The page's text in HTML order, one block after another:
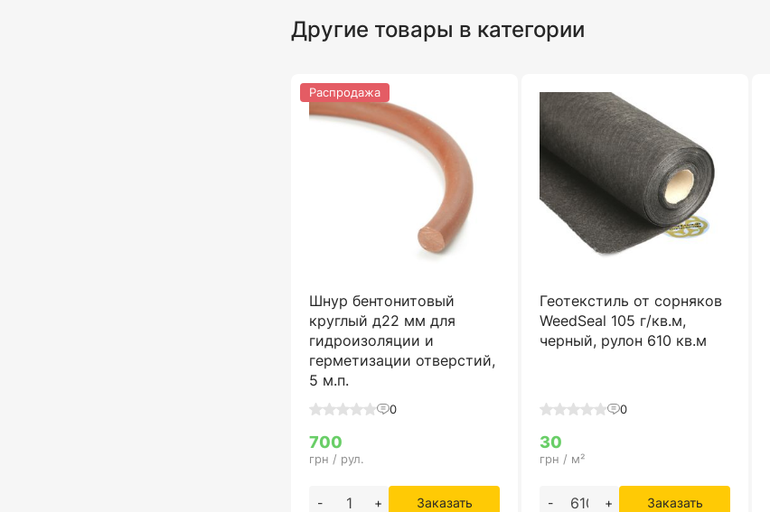
Другие товары в категории
Шнур бентонитовый
круглый д22 мм для
гидроизоляции и
герметизации отверстий,
5 м.п.
0
700
грн / рул.
- + Заказать
Распродажа
Геотекстиль от сорняков
WeedSeal 105 г/кв.м,
черный, рулон 610 кв.м
0
30
грн / м²
- + Заказать